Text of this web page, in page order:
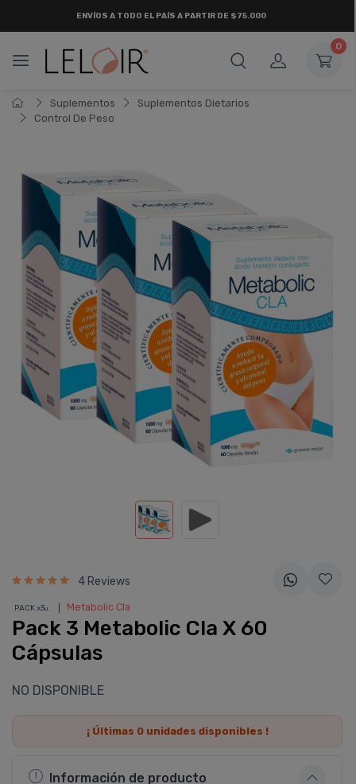
0
Suplementos
Suplementos Dietarios
Control De Peso
4 Reviews
PACK x3u. Metabolic Cla
Pack 3 Metabolic Cla X 60
Cápsulas
NO DISPONIBLE
¡ Últimas 0unidades disponibles !
Información de producto